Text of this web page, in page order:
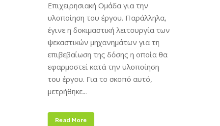
Επιχειρησιακή Ομάδα για την
υλοποίηση του έργου. Παράλληλα,
έγινε η δοκιμαστική λειτουργία των
ψεκαστικών μηχανημάτων για τη
επιβεβαίωση της δόσης η οποία θα
εφαρμοστεί κατά την υλοποίηση
του έργου. Για το σκοπό αυτό,
μετρήθηκε...
Read More